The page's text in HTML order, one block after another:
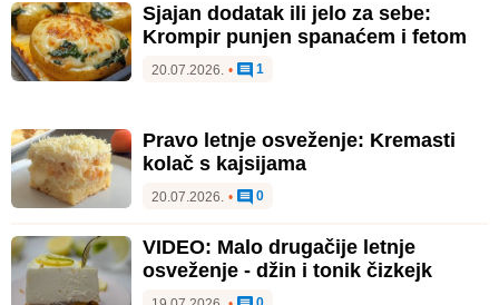
Sjajan dodatak ili jelo za sebe:
Krompir punjen spanaćem i fetom
20.07.2026. • 1
Pravo letnje osveženje: Kremasti
kolač s kajsijama
20.07.2026. • 0
VIDEO: Malo drugačije letnje
osveženje - džin i tonik čizkejk